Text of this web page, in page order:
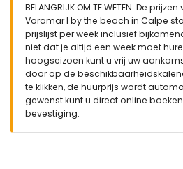
(200 bij 80 cm)
badkamer met enkele wastafel,
haardroger
Exterieur van het appartement
gemeenschappelijk zwembad
kinderzwembad
gazon
gemeenschappelijk gazon
2 overdekte terrassen
buiten eetgedeelte
BELANGRIJK OM TE WETEN: De
Voramar I by the beach in Calpe
prijslijst per week inclusief
niet dat je altijd een week moet
hoogseizoen kunt u vrij uw
door op de
te klikken, de huurprijs wordt
gewenst kunt u direct online
bevestiging.